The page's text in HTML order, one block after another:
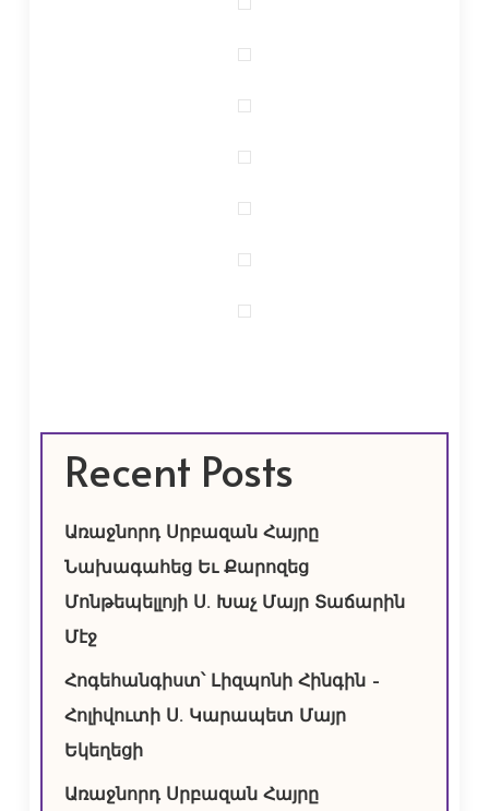
Recent Posts
Առաջնորդ Սրբազան Հայրը
Նախագահեց Եւ Քարոզեց
Մոնթեպելլոյի Ս. Խաչ Մայր Տաճարին
Մէջ
Հոգեհանգիստ՝ Լիզպոնի Հինգին –
Հոլիվուտի Ս. Կարապետ Մայր
Եկեղեցի
Առաջնորդ Սրբազան Հայրը